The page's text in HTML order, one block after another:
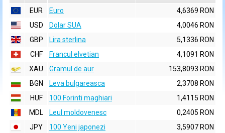
EUR
Euro
4,6369 RON
USD
Dolar SUA
4,0046 RON
GBP
Lira sterlina
5,1336 RON
CHF
Francul elvetian
4,1091 RON
XAU
Gramul de aur
153,8093 RON
BGN
Leva bulgareasca
2,3708 RON
HUF
100 Forinti maghiari
1,4115 RON
MDL
Leul moldovenesc
0,2405 RON
JPY
100 Yeni japonezi
3,5907 RON